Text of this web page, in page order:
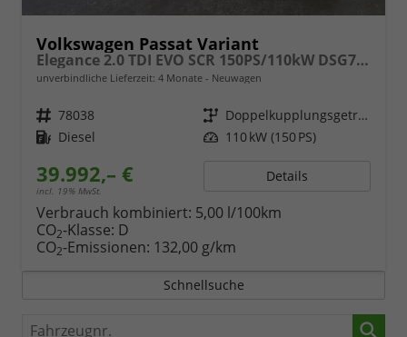
Volkswagen Passat Variant
Elegance 2.0 TDI EVO SCR 150PS/110kW DSG7 2026
unverbindliche Lieferzeit: 4 Monate Neuwagen
Fahrzeugnr. 78038 Getriebe
Doppelkupplungsgetriebe (DSG)
Kraftstoff Diesel Leistung 110 kW (150 PS)
39.992,– €
incl. 19% MwSt.
Details
Verbrauch kombiniert: 5,00 l/100km
CO2-Klasse: D
CO2-Emissionen: 132,00 g/km
Schnellsuche
Fahrzeugnr.